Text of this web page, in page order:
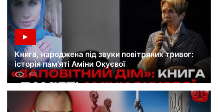
Книга, народжена під звуки повітряних тривог:
історія пам'яті Аміни Окуєвої
492